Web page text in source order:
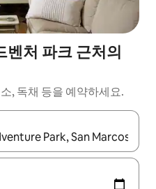
벤처 파크 근처의
, 독채 등을 예약하세요.
를 사용하거나 터치 또는 스와이